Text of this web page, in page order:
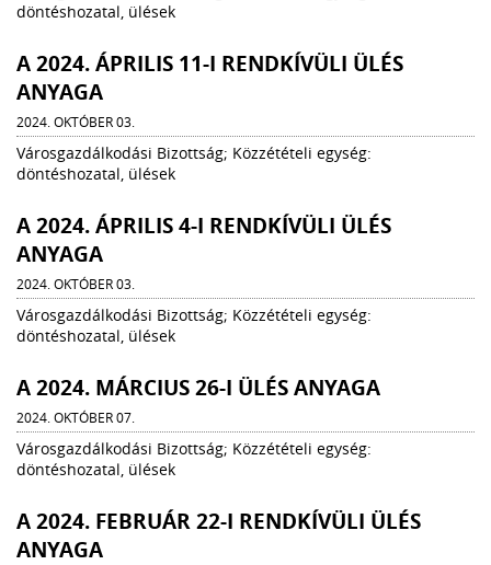
döntéshozatal, ülések
A 2024. ÁPRILIS 11-I RENDKÍVÜLI ÜLÉS
ANYAGA
2024. OKTÓBER 03.
Városgazdálkodási Bizottság; Közzétételi egység:
döntéshozatal, ülések
A 2024. ÁPRILIS 4-I RENDKÍVÜLI ÜLÉS
ANYAGA
2024. OKTÓBER 03.
Városgazdálkodási Bizottság; Közzétételi egység:
döntéshozatal, ülések
A 2024. MÁRCIUS 26-I ÜLÉS ANYAGA
2024. OKTÓBER 07.
Városgazdálkodási Bizottság; Közzétételi egység:
döntéshozatal, ülések
A 2024. FEBRUÁR 22-I RENDKÍVÜLI ÜLÉS
ANYAGA